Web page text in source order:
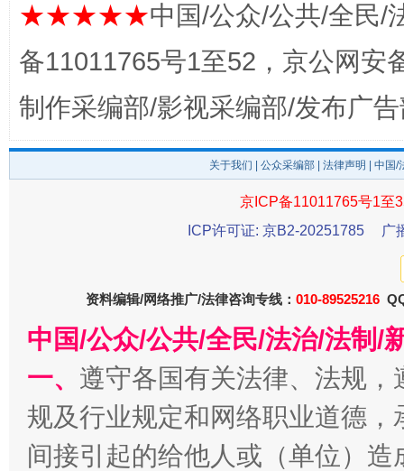
东山县通报“牛蛙产品抗生素超标问题” 法
★★★★★中国/公众/公共/全民/
备11011765号1至52，京公网安
制作采编部/影视采编部/发布广
关于我们 公众采编部 法律声明 | 中国
京ICP备11011765号1至
ICP许可证: 京B2-20251785
广
资料编辑/网络推广/法律咨询专线： 010-89525216
中国/公众/公共/全民/法治/法制/
一、 遵守各国有关法律、法规
规及行业规定和网络职业道德
间接引起的给他人或（单位）